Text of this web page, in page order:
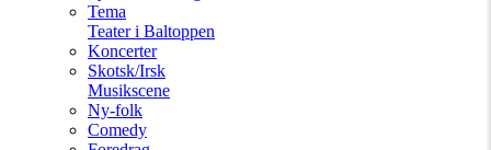
Tema
Teater i Baltoppen
Koncerter
Skotsk/Irsk
Musikscene
Ny-folk
Comedy